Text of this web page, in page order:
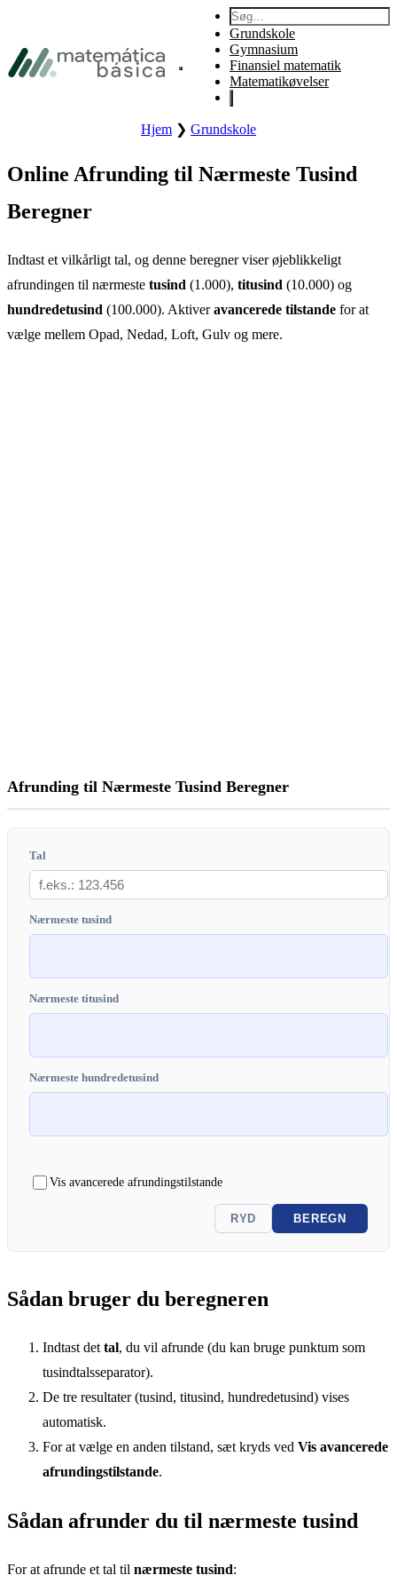
Gå til sidefod
Åbn sidens primære menu.
Søg:
Grundskole
Gymnasium
Finansiel matematik
Matematikøvelser
Hjem ❯ Grundskole
Online Afrunding til Nærmeste Tusind
Beregner
Indtast et vilkårligt tal, og denne beregner viser øjeblikkeligt
afrundingen til nærmeste tusind (1.000), titusind (10.000) og
hundredetusind (100.000). Aktiveravancerede tilstande for at
vælge mellem Opad, Nedad, Loft, Gulv og mere.
Afrunding til Nærmeste Tusind Beregner
Tal
Nærmeste tusind
Nærmeste titusind
Nærmeste hundredetusind
Vis avancerede afrundingstilstande
RYD BEREGN
Sådan bruger du beregneren
Indtast det tal, du vil afrunde (du kan bruge punktum som
tusindtalsseparator).
De tre resultater (tusind, titusind, hundredetusind) vises
automatisk.
For at vælge en anden tilstand, sæt kryds ved Vis avancerede
afrundingstilstande.
Sådan afrunder du til nærmeste tusind
For at afrunde et tal til nærmeste tusind: